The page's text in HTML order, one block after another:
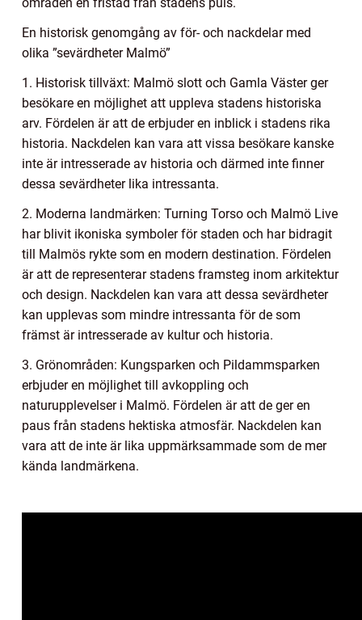
En historisk genomgång av för- och nackdelar med
olika ”sevärdheter Malmö”
1. Historisk tillväxt: Malmö slott och Gamla Väster ger
besökare en möjlighet att uppleva stadens historiska
arv. Fördelen är att de erbjuder en inblick i stadens rika
historia. Nackdelen kan vara att vissa besökare kanske
inte är intresserade av historia och därmed inte finner
dessa sevärdheter lika intressanta.
2. Moderna landmärken: Turning Torso och Malmö Live
har blivit ikoniska symboler för staden och har bidragit
till Malmös rykte som en modern destination. Fördelen
är att de representerar stadens framsteg inom arkitektur
och design. Nackdelen kan vara att dessa sevärdheter
kan upplevas som mindre intressanta för de som
främst är intresserade av kultur och historia.
3. Grönområden: Kungsparken och Pildammsparken
erbjuder en möjlighet till avkoppling och
naturupplevelser i Malmö. Fördelen är att de ger en
paus från stadens hektiska atmosfär. Nackdelen kan
vara att de inte är lika uppmärksammade som de mer
kända landmärkena.